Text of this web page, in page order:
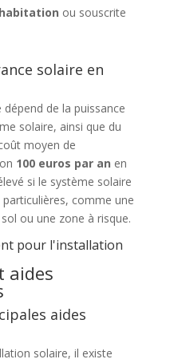
ou souscrite
solaire en
de la puissance
solaire, ainsi que du
moyen de
100 euros par an en
si le système solaire
comme une
ou une zone à risque.
pour l'installation
aides
aides
solaire, il existe